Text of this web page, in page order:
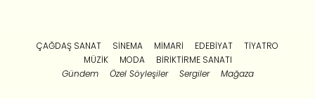
ÇAĞDAŞ SANAT SINEMA MIMARI EDEBIYAT
TIYATRO
MÜZIK
MODA
BIRIKTIRME SANATI
Gündem
Özel Söyleşiler Sergiler Mağaza